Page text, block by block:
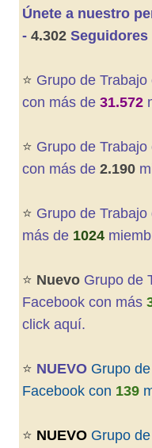
Únete a nuestro
-4.302 Seguidores
⭐️ Grupo de Trabajo
con más de 31.572
⭐️ Grupo de Trabajo
con más de 2.190
⭐️ Grupo de Trabajo
más de 1024
⭐️ Nuevo Grupo de
Facebook con más
click aquí.
⭐️ NUEVO Grupo
Facebook con 139
⭐️ NUEVO Grupo